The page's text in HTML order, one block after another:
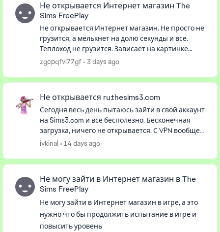
Не открывается Интернет магазин The
Sims FreePlay
Не открывается Интернет магазин. Не просто не
грузится, а мелькнет на долю секунды и все.
Теплоход не грузится. Зависает на картинке
загрузки и постоянно предлагает повторить
zgcpqfvl77gf 3 days ago
Не открывается ru.thesims3.com
Сегодня весь день пытаюсь зайти в свой аккаунт
на Sims3.com и все бесполезно. Бесконечная
загрузка, ничего не открывается. С VPN вообще
выбрасывает и пишет , что ошибка. Люди,
ivkinal 14 days ago
Не могу зайти в Интернет магазин в The
Sims FreePlay
Не могу зайти в Интернет магазин в игре, а это
нужно что бы продолжить испытание в игре и
повысить уровень